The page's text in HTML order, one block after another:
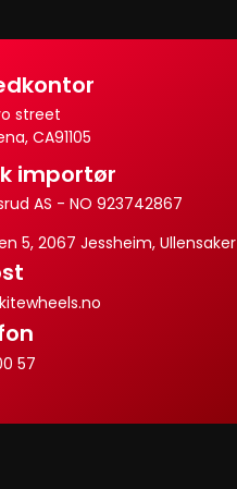
street
CA91105
importør
AS - NO 923742867
5, 2067 Jessheim, Ullensaker
57